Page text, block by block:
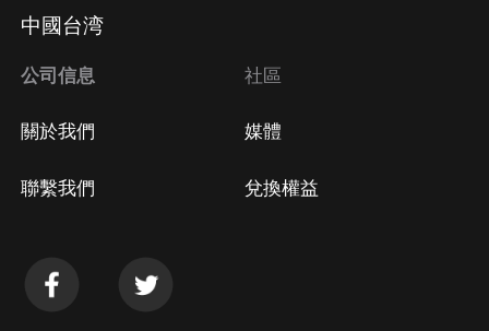
中國台湾
公司信息
關於我們
聯繫我們
社區
媒體
兌換權益